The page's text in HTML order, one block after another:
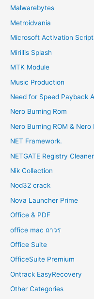
Malwarebytes
Metroidvania
Microsoft Activation
Mirillis Splash
MTK Module
Music Production
Need for Speed Payback
Nero Burning Rom
Nero Burning ROM & Nero
NET Framework.
NETGATE Registry Cleaner
Nik Collection
Nod32 crack
Nova Launcher Prime
Office & PDF
office mac ถาวร
Office Suite
OfficeSuite Premium
Ontrack EasyRecovery
Other Categories